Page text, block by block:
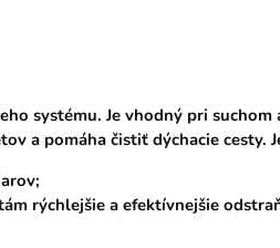
systému. Je vhodný pri
a pomáha čistiť dýchacie cesty.
rýchlejšie a efektívnejšie